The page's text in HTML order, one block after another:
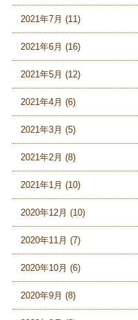
2021年7月 (11)
2021年6月 (16)
2021年5月 (12)
2021年4月 (6)
2021年3月 (5)
2021年2月 (8)
2021年1月 (10)
2020年12月 (10)
2020年11月 (7)
2020年10月 (6)
2020年9月 (8)